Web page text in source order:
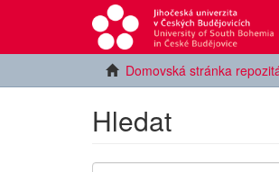
Domovská stránka
Hledat